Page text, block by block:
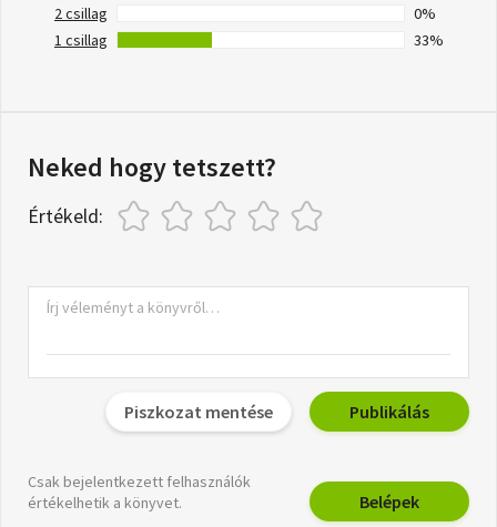
2 csillag
0%
1 csillag
33%
Neked hogy tetszett?
Értékeld:
Piszkozat mentése Publikálás
Csak bejelentkezett felhasználók
értékelhetik a könyvet.
Belépek